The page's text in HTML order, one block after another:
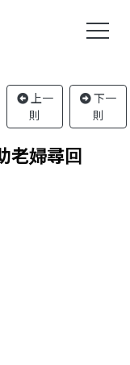
上一
則
下一
則
老婦尋回